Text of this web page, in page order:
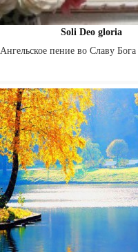
Soli Deo gloria
Ангельское пение во